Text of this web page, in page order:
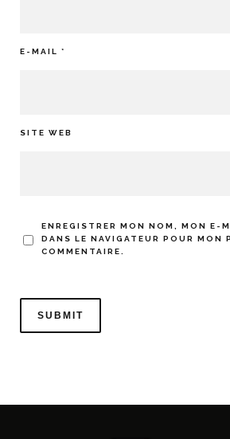
E-MAIL *
SITE WEB
ENREGISTRER MON NOM, MON E-
DANS LE NAVIGATEUR POUR MON
COMMENTAIRE.